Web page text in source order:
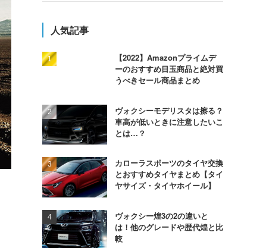
人気記事
【2022】Amazonプライムデ
ーのおすすめ目玉商品と絶対買
うべきセール商品まとめ
ヴォクシーモデリスタは擦る？
車高が低いときに注意したいこ
とは…？
カローラスポーツのタイヤ交換
とおすすめタイヤまとめ【タイ
ヤサイズ・タイヤホイール】
ヴォクシー煌3の2の違いと
は！他のグレードや歴代煌と比
較